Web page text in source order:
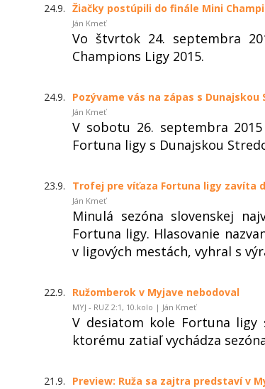
24.9. Žiačky postúpili do finále Mini
Ján Kmeť
Vo štvrtok 24. septembra
Champions Ligy 2015.
24.9. Pozývame vás na zápas s Dunajskou
Ján Kmeť
V sobotu 26. septembra
Fortuna ligy s Dunajskou
23.9. Trofej pre víťaza Fortuna ligy zavíta
Ján Kmeť
Minulá sezóna slovenskej
Fortuna ligy. Hlasovanie
v ligových mestách, vyhral s
22.9. Ružomberok v Myjave nebodoval
MYJ - RUZ 2:1, 10.kolo | Ján Kmeť
V desiatom kole Fortuna ligy
ktorému zatiaľ vychádza
21.9. Preview: Ruža sa zajtra predstaví v